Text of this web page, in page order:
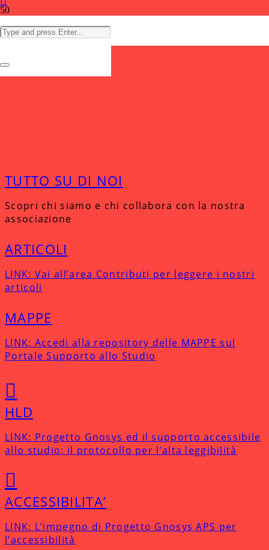
TUTTO SU DI NOI
Scopri chi siamo e chi collabora con la nostra
associazione
ARTICOLI
LINK: Vai all’area Contributi per leggere i nostri
articoli
MAPPE
LINK: Accedi alla repository delle MAPPE sul
Portale Supporto allo Studio
HLD
LINK: Progetto Gnosys ed il supporto accessibile
allo studio: il protocollo per l’alta leggibilità
ACCESSIBILITA’
LINK: L’impegno di Progetto Gnosys APS per
l’accessibilità